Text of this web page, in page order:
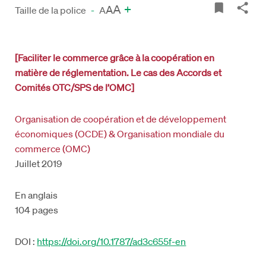
Taille de la police - AAA +
[Faciliter le commerce grâce à la coopération en
matière de réglementation. Le cas des Accords et
Comités OTC/SPS de l’OMC]
Organisation de coopération et de développement
économiques (OCDE) & Organisation mondiale du
commerce (OMC)
Juillet 2019
En anglais
104 pages
DOI : https://doi.org/10.1787/ad3c655f-en